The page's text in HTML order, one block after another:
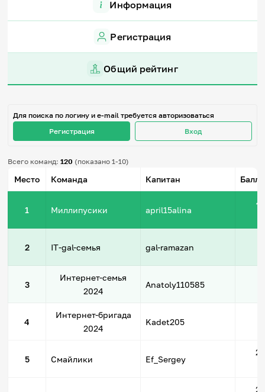
Игры и тренажеры
Знания в тестах
Настолка
Стихи
Педагогам
Школа наставников
Методика
Секреты кода
English
Регистрация Вход
Задать вопрос
Информация
Регистрация
Общий рейтинг
Для поиска по логину и e-mail требуется авторизоваться
Регистрация
Вход
Всего команд:120 (показано 1-10)
Место Команда Капитан
1 Миллипусики april15alina
2 IT-gal-семья gal-ramazan
3
Интернет-семья
2024
Anatoly110585
4
Интернет-бригада
2024
Kadet205
5 Cмайлики Ef_Sergey